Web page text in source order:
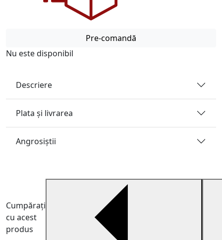
Pre-comandă
Nu este disponibil
Descriere
Plata și livrarea
Angrosiştii
Cumpărați
cu acest
produs